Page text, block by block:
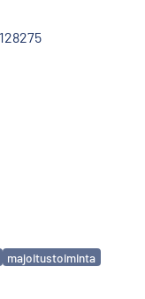
majoitustoiminta